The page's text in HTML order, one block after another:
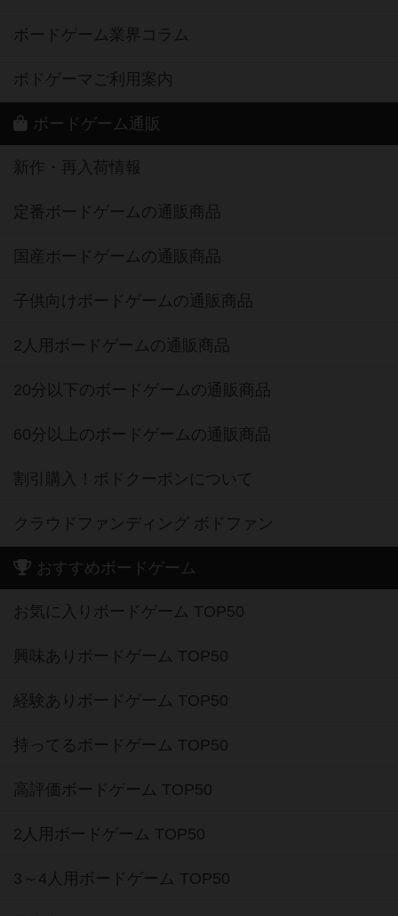
ボードゲーム業界コラム
ボドゲーマご利用案内
ボードゲーム通販
新作・再入荷情報
定番ボードゲームの通販商品
国産ボードゲームの通販商品
子供向けボードゲームの通販商品
2人用ボードゲームの通販商品
20分以下のボードゲームの通販商品
60分以上のボードゲームの通販商品
割引購入！ボドクーポンについて
クラウドファンディング ボドファン
おすすめボードゲーム
お気に入りボードゲーム TOP50
興味ありボードゲーム TOP50
経験ありボードゲーム TOP50
持ってるボードゲーム TOP50
高評価ボードゲーム TOP50
2人用ボードゲーム TOP50
3～4人用ボードゲーム TOP50